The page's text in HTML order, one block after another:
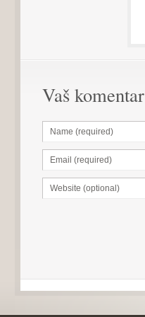
Vaš komentar